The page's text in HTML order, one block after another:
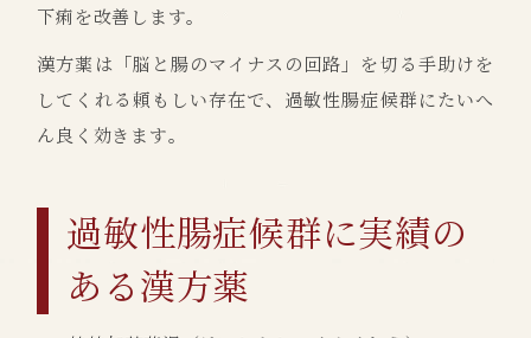
下痢を改善します。
漢方薬は「脳と腸のマイナスの回路」を切る手助けを
してくれる頼もしい存在で、過敏性腸症候群にたいへ
ん良く効きます。
過敏性腸症候群に実績の
ある漢方薬